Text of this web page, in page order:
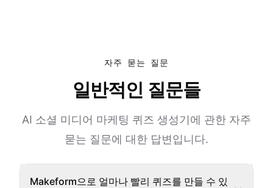
자주 묻는 질문
일반적인 질문들
AI 소셜 미디어 마케팅 퀴즈 생성기에 관한 자주
묻는 질문에 대한 답변입니다.
Makeform으로 얼마나 빨리 퀴즈를 만들 수 있